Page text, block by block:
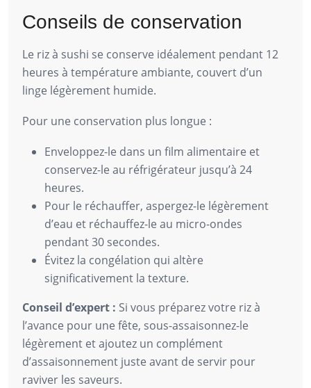
Conseils de conservation
Le riz à sushi se conserve idéalement pendant 12
heures à température ambiante, couvert d’un
linge légèrement humide.
Pour une conservation plus longue :
Enveloppez-le dans un film alimentaire et
conservez-le au réfrigérateur jusqu’à 24
heures.
Pour le réchauffer, aspergez-le légèrement
d’eau et réchauffez-le au micro-ondes
pendant 30 secondes.
Évitez la congélation qui altère
significativement la texture.
Conseil d’expert : Si vous préparez votre riz à
l’avance pour une fête, sous-assaisonnez-le
légèrement et ajoutez un complément
d’assaisonnement juste avant de servir pour
raviver les saveurs.